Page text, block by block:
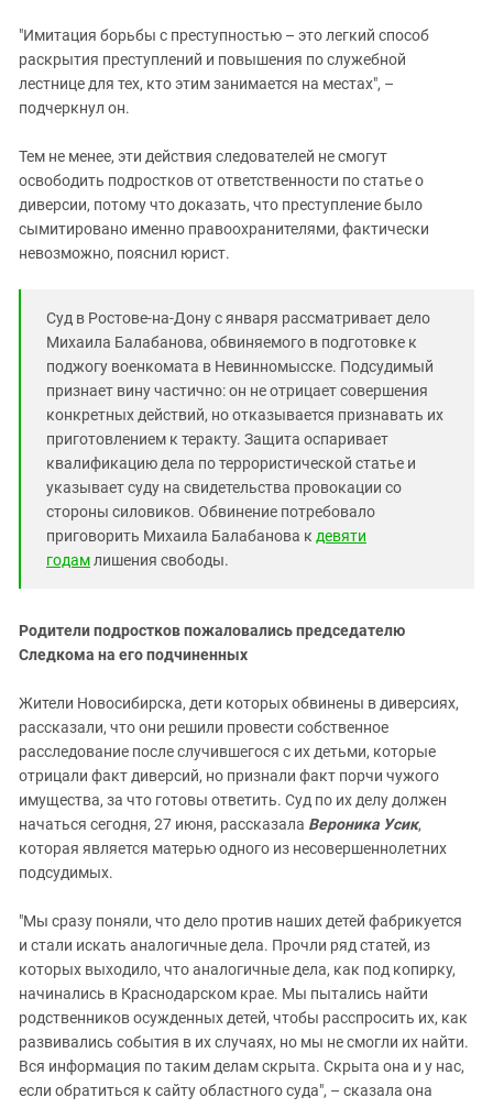
"Имитация борьбы с преступностью – это легкий способ
раскрытия преступлений и повышения по служебной
лестнице для тех, кто этим занимается на местах", –
подчеркнул он.
Тем не менее, эти действия следователей не смогут
освободить подростков от ответственности по статье о
диверсии, потому что доказать, что преступление было
сымитировано именно правоохранителями, фактически
невозможно, пояснил юрист.
Суд в Ростове-на-Дону с января рассматривает дело
Михаила Балабанова, обвиняемого в подготовке к
поджогу военкомата в Невинномысске. Подсудимый
признает вину частично: он не отрицает совершения
конкретных действий, но отказывается признавать их
приготовлением к теракту. Защита оспаривает
квалификацию дела по террористической статье и
указывает суду на свидетельства провокации со
стороны силовиков. Обвинение потребовало
приговорить Михаила Балабанова к девяти
годам лишения свободы.
Родители подростков пожаловались председателю
Следкома на его подчиненных
Жители Новосибирска, дети которых обвинены в диверсиях,
рассказали, что они решили провести собственное
расследование после случившегося с их детьми, которые
отрицали факт диверсий, но признали факт порчи чужого
имущества, за что готовы ответить. Суд по их делу должен
начаться сегодня, 27 июня, рассказала Вероника Усик,
которая является матерью одного из несовершеннолетних
подсудимых.
"Мы сразу поняли, что дело против наших детей фабрикуется
и стали искать аналогичные дела. Прочли ряд статей, из
которых выходило, что аналогичные дела, как под копирку,
начинались в Краснодарском крае. Мы пытались найти
родственников осужденных детей, чтобы расспросить их, как
развивались события в их случаях, но мы не смогли их найти.
Вся информация по таким делам скрыта. Скрыта она и у нас,
если обратиться к сайту областного суда", – сказала она